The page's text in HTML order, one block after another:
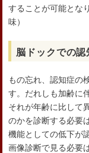
することが可能とな
味）
脳ドックでの認
もの忘れ、認知症の
す。だれしも加齢に
それが年齢に比して
のかを診断する必要
機能としての低下が
画像診断で見る必要